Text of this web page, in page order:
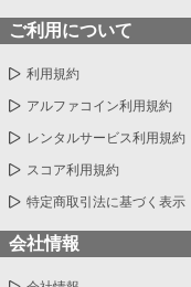
ご利用について
利用規約
アルファコイン利用規約
レンタルサービス利用規約
スコア利用規約
特定商取引法に基づく表示
会社情報